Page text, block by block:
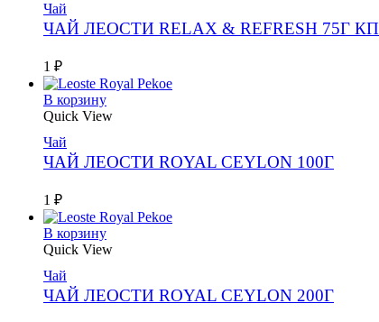
Чай
ЧАЙ ЛЕОСТИ RELAX & REFRESH 75Г КП
1 ₽
В корзину
Quick View
Чай
ЧАЙ ЛЕОСТИ ROYAL CEYLON 100Г
1 ₽
В корзину
Quick View
Чай
ЧАЙ ЛЕОСТИ ROYAL CEYLON 200Г